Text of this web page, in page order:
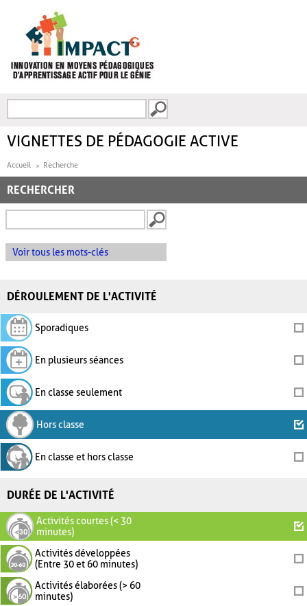
FORMULAIRE DE
VIGNETTES DE PÉDAGOGIE ACTIVE
Accueil Recherche
RECHERCHER
Voir tous les mots-clés
DÉROULEMENT DE L'ACTIVITÉ
Sporadiques
En plusieurs séances
En classe seulement
Hors classe
En classe et hors classe
DURÉE DE L'ACTIVITÉ
Activités courtes (< 30
minutes)
Activités développées
(Entre 30 et 60 minutes)
Activités élaborées (> 60
minutes)